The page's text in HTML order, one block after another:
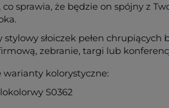
sprawia, że będzie on spójny z
stylowy słoiczek pełen
zebranie, targi lub
warianty kolorystyczne:
S0362